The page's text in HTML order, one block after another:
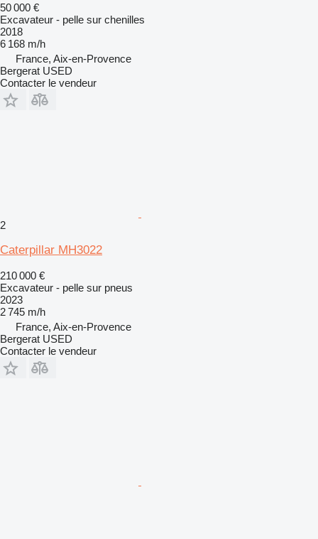
50 000 €
Excavateur - pelle sur chenilles
2018
6 168 m/h
France, Aix-en-Provence
Bergerat USED
Contacter le vendeur
2
Caterpillar MH3022
210 000 €
Excavateur - pelle sur pneus
2023
2 745 m/h
France, Aix-en-Provence
Bergerat USED
Contacter le vendeur